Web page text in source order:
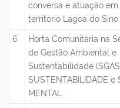
conversa e atuação
território Lagoa do Sino
6
Horta Comunitária na
de Gestão Ambiental e
Sustentabilidade
SUSTENTABILIDADE e
MENTAL